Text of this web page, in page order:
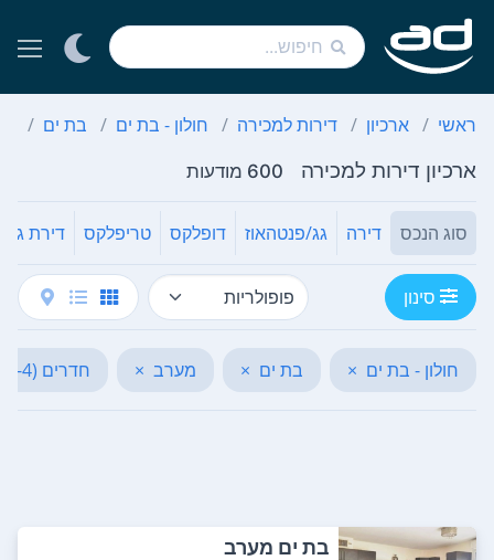
ראשי ארכיון דירות למכירה חולון - בת ים בת ים
ארכיון דירות למכירה 600 מודעות
סוג הנכס דירה גג/פנטהאוז דופלקס טריפלקס דירת גן
סינון
חולון - בת ים × בת ים × מערב × חדרים (4-4)
בת ים מערב